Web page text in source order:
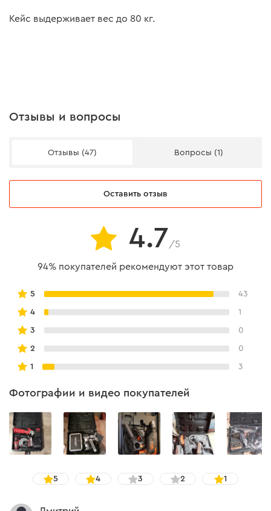
Кейс выдерживает вес до 80 кг.
Отзывы и вопросы
Отзывы (47) Вопросы (1)
Оставить отзыв
4.7/5
94% покупателей рекомендуют этот товар
5 43
4 1
3 0
2 0
1 3
Фотографии и видео покупателей
5 4 3 2 1